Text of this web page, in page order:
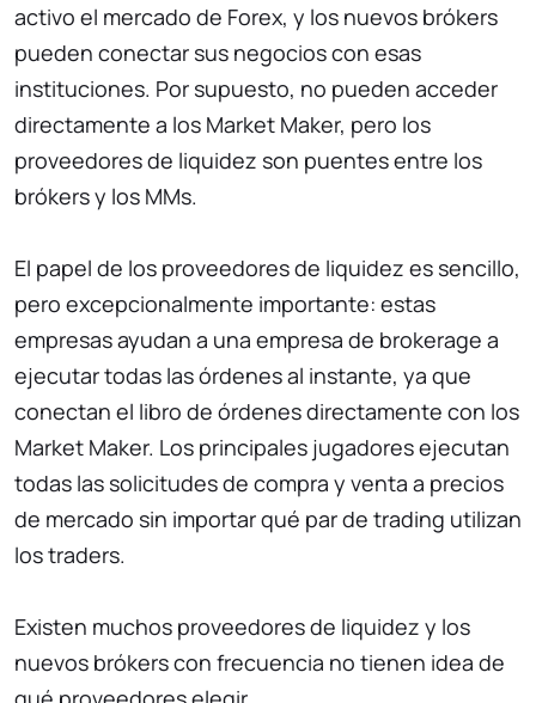
activo el mercado de Forex, y los nuevos brókers
pueden conectar sus negocios con esas
instituciones. Por supuesto, no pueden acceder
directamente a los Market Maker, pero los
proveedores de liquidez son puentes entre los
brókers y los MMs.
El papel de los proveedores de liquidez es sencillo,
pero excepcionalmente importante: estas
empresas ayudan a una empresa de brokerage a
ejecutar todas las órdenes al instante, ya que
conectan el libro de órdenes directamente con los
Market Maker. Los principales jugadores ejecutan
todas las solicitudes de compra y venta a precios
de mercado sin importar qué par de trading utilizan
los traders.
Existen muchos proveedores de liquidez y los
nuevos brókers con frecuencia no tienen idea de